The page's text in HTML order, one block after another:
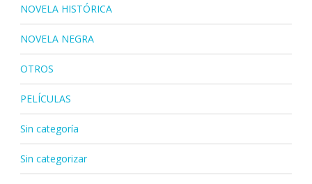
NOVELA HISTÓRICA
NOVELA NEGRA
OTROS
PELÍCULAS
Sin categoría
Sin categorizar